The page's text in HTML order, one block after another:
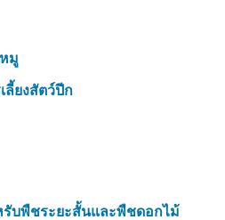
มู
ลี้ยงสัตว์ปีก
รับพืชระยะสั้นและพืชดอกไม้